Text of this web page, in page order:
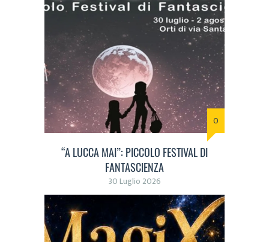
0
“A LUCCA MAI”: PICCOLO FESTIVAL DI
FANTASCIENZA
30 Luglio 2026